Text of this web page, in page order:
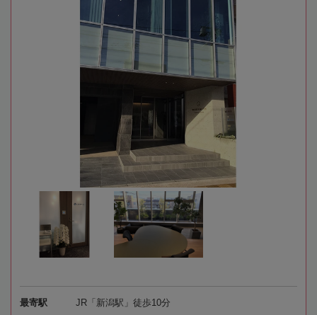
最寄駅 JR「新潟駅」徒歩10分